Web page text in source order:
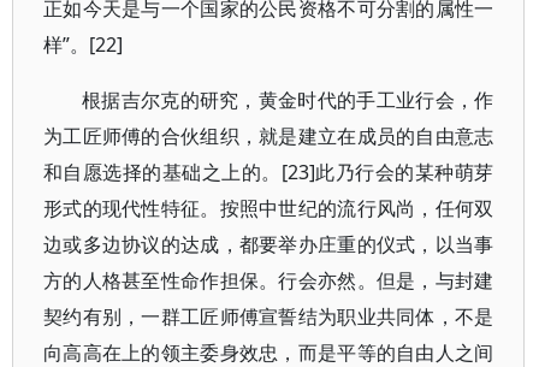
正如今天是与一个国家的公民资格不可分割的属性一
样”。[22]
根据吉尔克的研究，黄金时代的手工业行会，作
为工匠师傅的合伙组织，就是建立在成员的自由意志
和自愿选择的基础之上的。[23]此乃行会的某种萌芽
形式的现代性特征。按照中世纪的流行风尚，任何双
边或多边协议的达成，都要举办庄重的仪式，以当事
方的人格甚至性命作担保。行会亦然。但是，与封建
契约有别，一群工匠师傅宣誓结为职业共同体，不是
向高高在上的领主委身效忠，而是平等的自由人之间